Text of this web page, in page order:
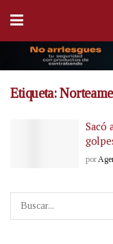
Etiqueta:
Sacó
por